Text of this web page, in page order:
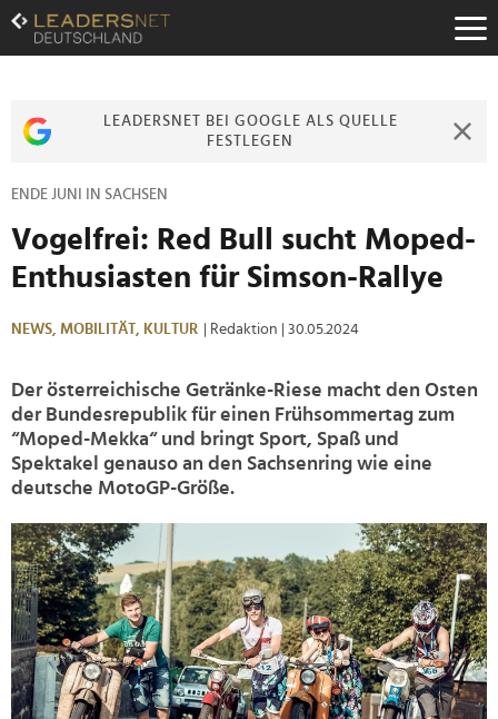
Zum
Inhalt
Zur
Zur
LEADERSNET BEI GOOGLE ALS QUELLE
FESTLEGEN
ENDE JUNI IN SACHSEN
Vogelfrei: Red Bull sucht Moped-
Enthusiasten für Simson-Rallye
NEWS, MOBILITÄT, KULTUR | Redaktion | 30.05.2024
Der österreichische Getränke-Riese macht den Osten
der Bundesrepublik für einen Frühsommertag zum
“Moped-Mekka“ und bringt Sport, Spaß und
Spektakel genauso an den Sachsenring wie eine
deutsche MotoGP-Größe.
>